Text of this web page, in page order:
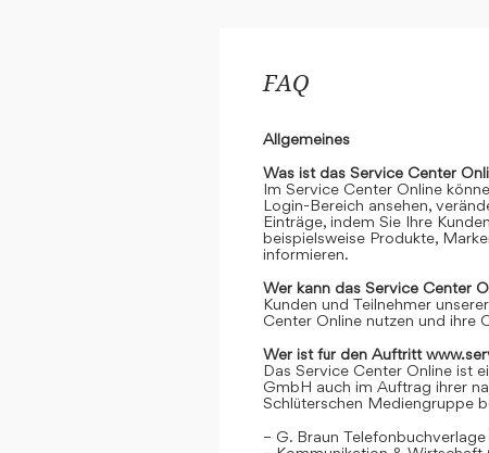
FAQ
Allgemeines
Was ist das Service Center
Im Service Center Online
Login-Bereich ansehen,
Einträge, indem Sie Ihre
beispielsweise Produkte,
informieren.
Wer kann das Service Center
Kunden und Teilnehmer
Center Online nutzen und ihre
Wer ist für den Auftritt
Das Service Center Online ist
GmbH auch im Auftrag ihrer
Schlüterschen Mediengruppe
– G. Braun